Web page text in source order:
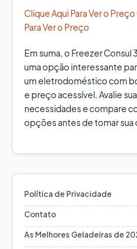
Clique Aqui Para Ver o Preço
Para Ver o Preço
Em suma, o Freezer Consul
uma opção interessante
um eletrodoméstico com
e preço acessível. Avalie
necessidades e compare
opções antes de tomar sua
Política de Privacidade
Contato
As Melhores Geladeiras de